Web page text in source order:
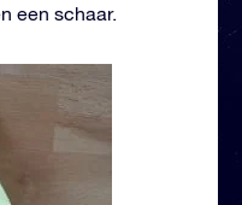
een schaar.